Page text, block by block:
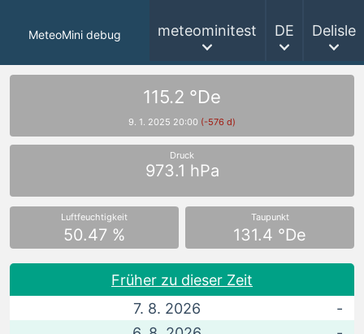
MeteoMini debug meteominitest DE Delisle
115.2 °De
9. 1. 2025 20:00 (-576 d)
Druck
973.1 hPa
Luftfeuchtigkeit
50.47 %
Taupunkt
131.4 °De
Früher zu dieser Zeit
7. 8. 2026
-